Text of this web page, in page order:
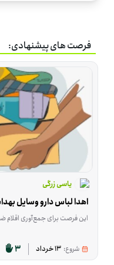
فرصت های پیشنهادی:
یاسی زرگی
اهدا لباس دارو وسایل
این فرصت برای جمع‌آوری اقلام ضروری شکل گرفته؛ از دارو و وسایل بهداشتی مثل
شروع: 13 خرداد 3